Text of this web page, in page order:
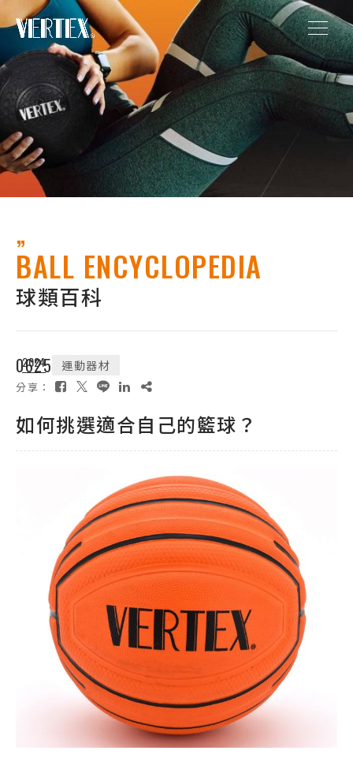
BALL ENCYCLOPEDIA
球類百科
2024
0625 運動器材
分享：
如何挑選適合自己的籃球？